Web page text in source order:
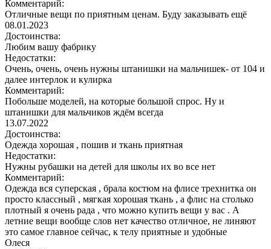
Комментарий:
Отличные вещи по приятным ценам. Буду заказывать ещё
08.01.2023
Достоинства:
Любим вашу фабрику
Недостатки:
Очень, очень, очень нужны штанишки на мальчишек- от 104 и
далее интерлок и кулирка
Комментарий:
Побольше моделей, на которые большой спрос. Ну и
штанишки для мальчиков ждём всегда
13.07.2022
Достоинства:
Одежда хорошая , пошив и ткань приятная
Недостатки:
Нужны рубашки на детей для школы их во все нет
Комментарий:
Одежда вся суперская , брала костюм на флисе трехнитка он
просто классный , мягкая хорошая ткань , а флис на столько
плотный я очень рада , что можно купить вещи у вас . А
летние вещи вообще слов нет качество отличное, не линяют
это самое главное сейчас, к телу приятные и удобные
Олеся